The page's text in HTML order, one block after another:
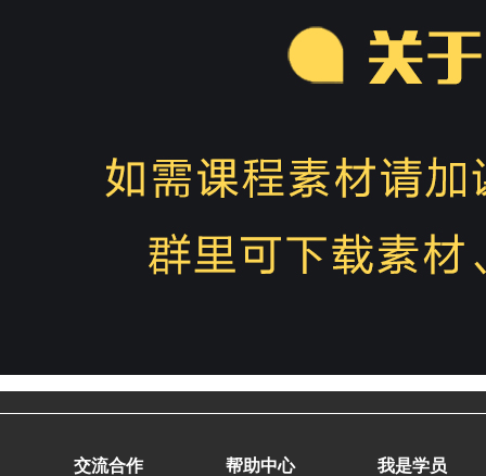
交流合作 帮助中心 我是学员